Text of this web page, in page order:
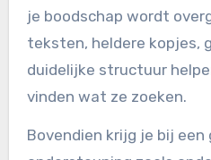
je boodschap wordt
teksten, heldere kopjes,
duidelijke structuur
vinden wat ze zoeken.
Bovendien krijg je bij